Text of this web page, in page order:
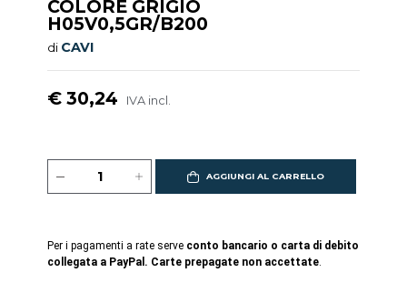
COLORE GRIGIO
H05V0,5GR/B200
di CAVI
€ 30,24 IVA incl.
AGGIUNGI AL CARRELLO
Per i pagamenti a rate serve conto bancario o carta di debito
collegata a PayPal. Carte prepagate non accettate.